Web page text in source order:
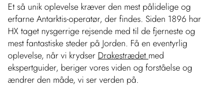
Et så unik oplevelse kræver den mest pålidelige og
erfarne Antarktis-operatør, der findes. Siden 1896 har
HX taget nysgerrige rejsende med til de fjerneste og
mest fantastiske steder på Jorden. Få en eventyrlig
oplevelse, når vi krydser Drakestrædet med
ekspertguider, beriger vores viden og forståelse og
ændrer den måde, vi ser verden på.